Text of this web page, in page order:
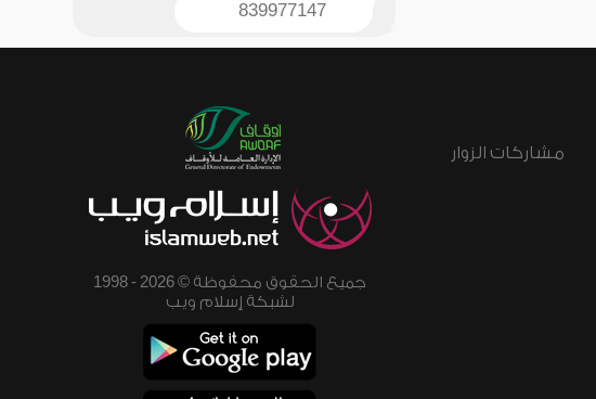
839977147
مشاركات الزوار
جميع الحقوق محفوظة © 2026 - 1998
لشبكة إسلام ويب